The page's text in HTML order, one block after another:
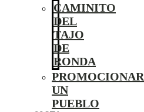
CAMINITO
DEL
TAJO
DE
RONDA
PROMOCIONAR
UN
PUEBLO